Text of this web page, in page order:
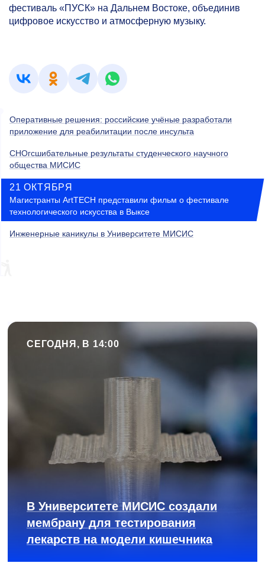
фестиваль «ПУСК» на Дальнем Востоке, объединив
цифровое искусство и атмосферную музыку.
Оперативные решения: российские учёные разработали
приложение для реабилитации после инсульта
СНОгсшибательные результаты студенческого научного
общества МИСИС
21 ОКТЯБРЯ
Магистранты ArtTECH представили фильм о фестивале
технологического искусства в Выксе
Инженерные каникулы в Университете МИСИС
СЕГОДНЯ, В 14:00
В Университете МИСИС создали
мембрану для тестирования
лекарств на модели кишечника